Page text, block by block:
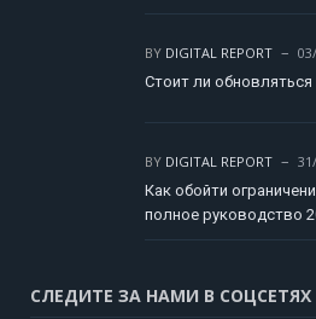
BY DIGITAL REPORT
Стоит ли обновляться
BY DIGITAL REPORT
Как обойти
полное руководство
СЛЕДИТЕ ЗА НАМИ В СОЦСЕТЯХ